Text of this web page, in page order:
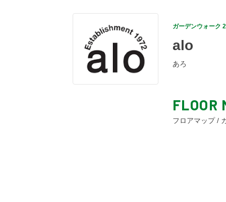
ガーデンウォーク
alo
あろ
FLOOR
フロアマップ /